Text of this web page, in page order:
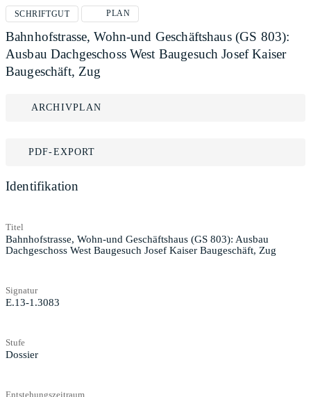
SCHRIFTGUT PLAN
Bahnhofstrasse, Wohn-und Geschäftshaus (GS 803):
Ausbau Dachgeschoss West Baugesuch Josef Kaiser
Baugeschäft, Zug
ARCHIVPLAN
PDF-EXPORT
Identifikation
Titel
Bahnhofstrasse, Wohn-und Geschäftshaus (GS 803): Ausbau
Dachgeschoss West Baugesuch Josef Kaiser Baugeschäft, Zug
Signatur
E.13-1.3083
Stufe
Dossier
Entstehungszeitraum